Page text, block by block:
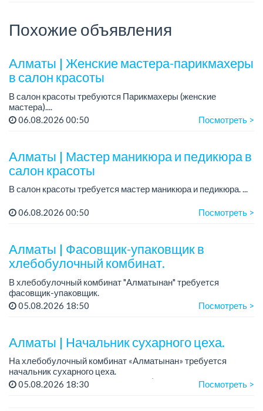
Похожие объявления
Алматы | Женские мастера-парикмахеры
в салон красоты
В салон красоты требуются Парикмахеры (женские
мастера)....
06.08.2026 00:50
Посмотреть >
Алматы | Мастер маникюра и педикюра в
салон красоты
В салон красоты требуется мастер маникюра и педикюра. ...
06.08.2026 00:50 Посмотреть >
Алматы | Фасовщик-упаковщик в
хлебобулочный комбинат.
В хлебобулочный комбинат "Алматынан" требуется
фасовщик-упаковщик.
Зарплата: от 150 000 до 200 000 тенге.
05.08.2026 18:50 Посмотреть >
Алматы | Начальник сухарного цеха.
На хлебобулочный комбинат «Алматынан» требуется
начальник сухарного цеха.
Зарплата: от 300 000 тенге на руки (обсуждается на
05.08.2026 18:30 Посмотреть >